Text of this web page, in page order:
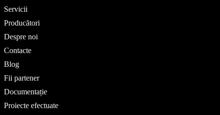
Servicii
Producători
Despre noi
Contacte
Blog
Fii partener
Documentație
Proiecte efectuate